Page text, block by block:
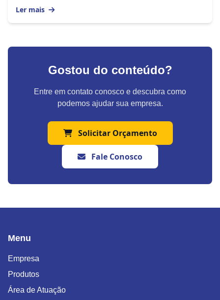
Ler mais
Gostou do conteúdo?
Entre em contato conosco e descubra como
podemos ajudar sua empresa.
Solicitar Orçamento
Fale Conosco
Menu
Empresa
Produtos
Área de Atuação